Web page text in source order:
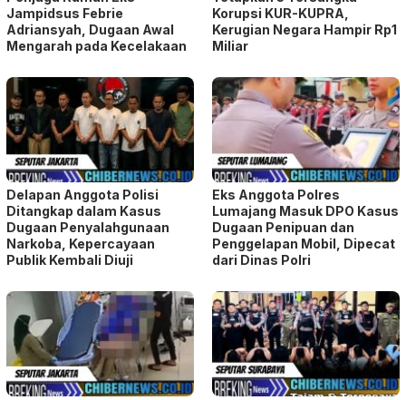
Jampidsus Febrie
Adriansyah, Dugaan Awal
Mengarah pada Kecelakaan
Korupsi KUR-KUPRA,
Kerugian Negara Hampir Rp1
Miliar
Delapan Anggota Polisi
Ditangkap dalam Kasus
Dugaan Penyalahgunaan
Narkoba, Kepercayaan
Publik Kembali Diuji
Eks Anggota Polres
Lumajang Masuk DPO Kasus
Dugaan Penipuan dan
Penggelapan Mobil, Dipecat
dari Dinas Polri